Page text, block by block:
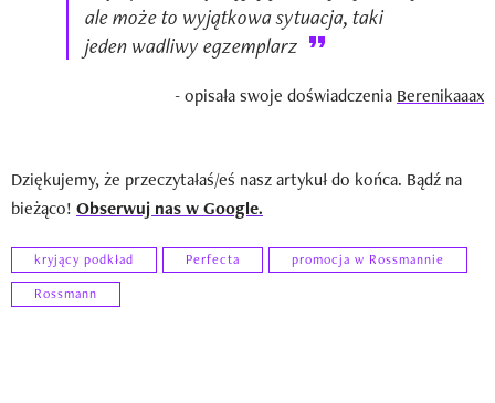
ale może to wyjątkowa sytuacja, taki
jeden wadliwy egzemplarz
- opisała swoje doświadczenia Berenikaaax
Dziękujemy, że przeczytałaś/eś nasz artykuł do końca. Bądź na
bieżąco! Obserwuj nas w Google.
kryjący podkład Perfecta
promocja w Rossmannie
Rossmann